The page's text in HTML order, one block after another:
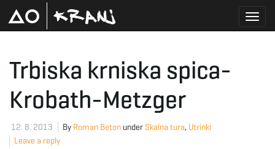
Trbiska krniska spica-
Krobath-Metzger
12. 8. 2013 By Roman Beton under Skalna tura, Utrinki
Leave a reply